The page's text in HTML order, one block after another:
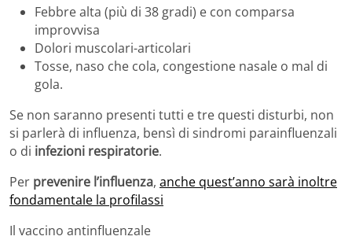
Febbre alta (più di 38 gradi) e con comparsa
improvvisa
Dolori muscolari-articolari
Tosse, naso che cola, congestione nasale o mal di
gola.
Se non saranno presenti tutti e tre questi disturbi, non
si parlerà di influenza, bensì di sindromi parainfluenzali
o di infezioni respiratorie.
Per prevenire l’influenza, anche quest’anno sarà inoltre
fondamentale la profilassi
Il vaccino antinfluenzale